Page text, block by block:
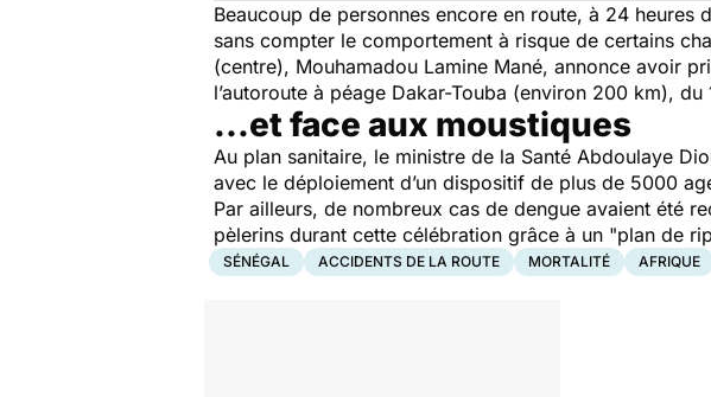
Beaucoup de personnes encore en route, à 24 heures
sans compter le comportement à risque de certains
(centre), Mouhamadou Lamine Mané, annonce avoir
l’autoroute à péage Dakar-Touba (environ 200 km),
...et face aux moustiques
Au plan sanitaire, le ministre de la Santé Abdoulaye
avec le déploiement d’un dispositif de plus de 5000
Par ailleurs, de nombreux cas de dengue avaient été
pèlerins durant cette célébration grâce à un "plan de
SÉNÉGAL ACCIDENTS DE LA ROUTE MORTALITÉ AFRIQUE